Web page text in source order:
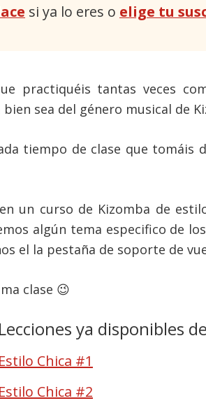
si ya lo eres o elige tu
practiquéis tantas veces
sea del género musical de
tiempo de clase que
un curso de Kizomba de
algún tema especifico de
el la pestaña de soporte de
clase 😉
Lecciones ya disponibles
Chica #1
Chica #2